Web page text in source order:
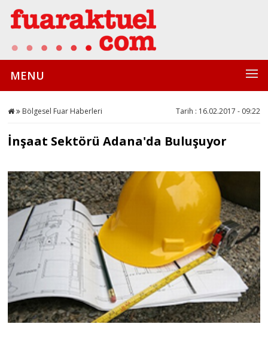
MENU
Bölgesel Fuar Haberleri Tarih : 16.02.2017 - 09:22
İnşaat Sektörü Adana'da Buluşuyor